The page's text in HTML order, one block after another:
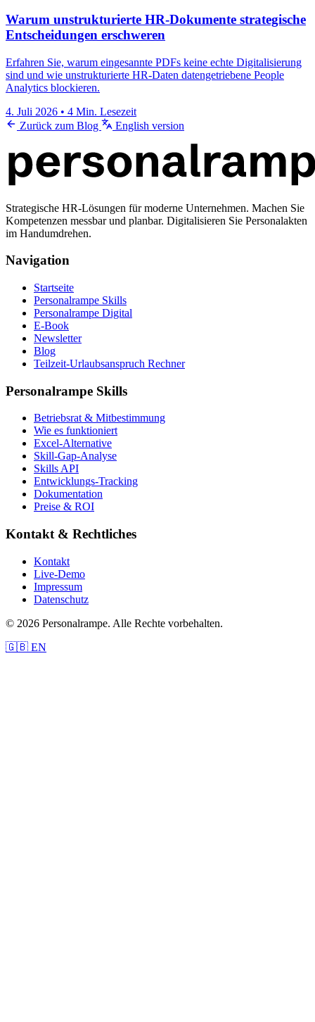
Warum unstrukturierte HR-Dokumente strategische
Entscheidungen erschweren
Erfahren Sie, warum eingesannte PDFs keine echte Digitalisierung
sind und wie unstrukturierte HR-Daten datengetriebene People
Analytics blockieren.
4. Juli 2026 • 4 Min. Lesezeit
Zurück zum Blog
English version
Strategische HR-Lösungen für moderne Unternehmen. Machen Sie
Kompetenzen messbar und planbar. Digitalisieren Sie Personalakten
im Handumdrehen.
Navigation
Startseite
Personalrampe Skills
Personalrampe Digital
E-Book
Newsletter
Blog
Teilzeit-Urlaubsanspruch Rechner
Personalrampe Skills
Betriebsrat & Mitbestimmung
Wie es funktioniert
Excel-Alternative
Skill-Gap-Analyse
Skills API
Entwicklungs-Tracking
Dokumentation
Preise & ROI
Kontakt & Rechtliches
Kontakt
Live-Demo
Impressum
Datenschutz
© 2026 Personalrampe. Alle Rechte vorbehalten.
🇬🇧 EN